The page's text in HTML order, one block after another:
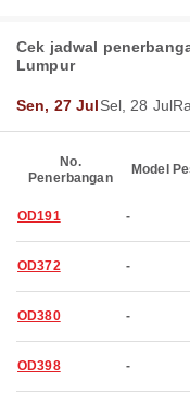
Cek jadwal
Lumpur
Sen, 27 JulSel, 28 Jul
No.
Penerbangan
Model
OD191 -
OD372 -
OD380 -
OD398 -